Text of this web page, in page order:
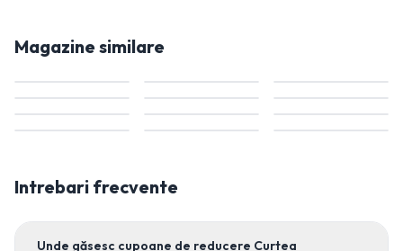
Magazine similare
Intrebari frecvente
Unde găsesc cupoane de reducere Curtea